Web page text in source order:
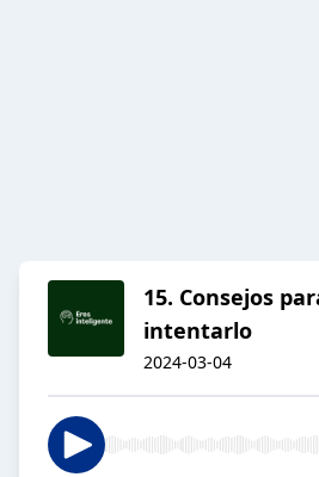
15. Consejos
intentarlo
2024-03-04